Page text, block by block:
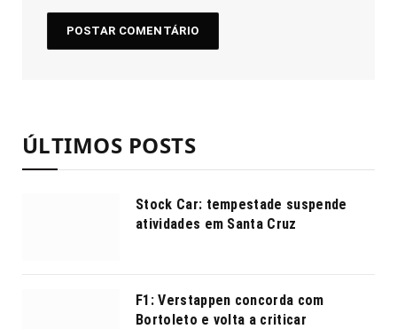
ÚLTIMOS POSTS
Stock Car: tempestade suspende
atividades em Santa Cruz
F1: Verstappen concorda com
Bortoleto e volta a criticar